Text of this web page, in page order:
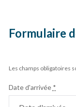
Formulaire
Les champs obligatoires
Date d'arrivée *